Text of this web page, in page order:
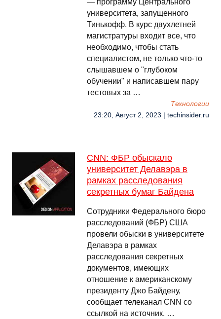
— программу Центрального
университета, запущенного
Тинькофф. В курс двухлетней
магистратуры входит все, что
необходимо, чтобы стать
специалистом, не только что-то
слышавшем о "глубоком
обучении" и написавшем пару
тестовых за …
Технологии
23:20, Август 2, 2023 | techinsider.ru
CNN: ФБР обыскало
университет Делавэра в
рамках расследования
секретных бумаг Байдена
Сотрудники Федерального бюро
расследований (ФБР) США
провели обыски в университете
Делавэра в рамках
расследования секретных
документов, имеющих
отношение к американскому
президенту Джо Байдену,
сообщает телеканал CNN со
ссылкой на источник. …